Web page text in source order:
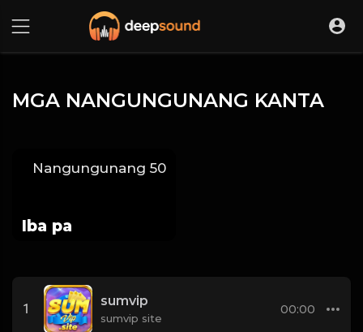
MGA NANGUNGUNANG KANTA
Nangungunang 50
Iba pa
1
sumvip
sumvip site
00:00